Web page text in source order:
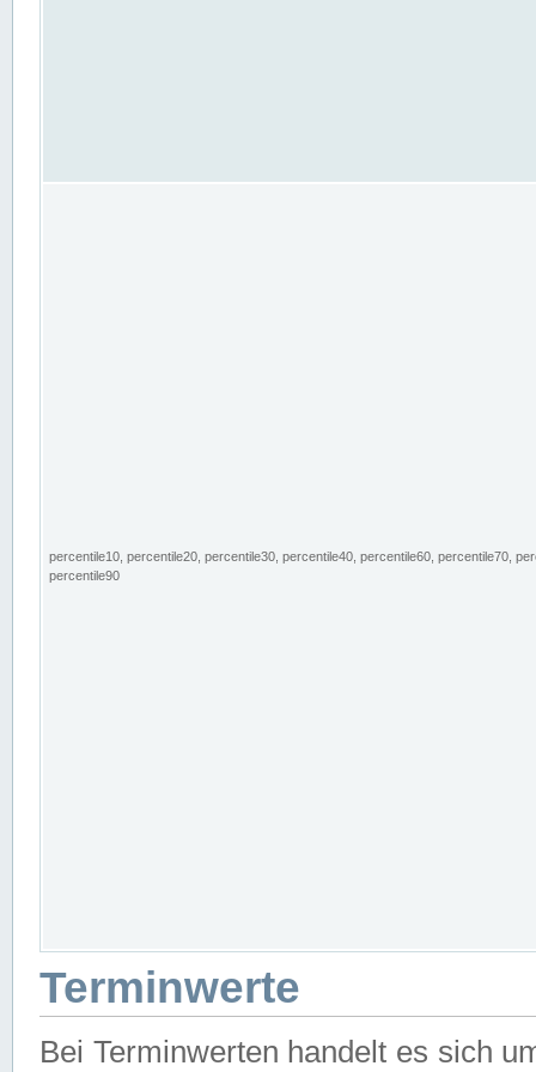
percentile10, percentile20, percentile30, percentile40, percentile60, percentile70,
percentile90
Terminwerte
Bei Terminwerten handelt es sich